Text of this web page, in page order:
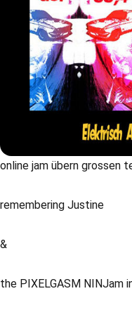
online jam übern grossen
remembering Justine
&
the PIXELGASM NINJam